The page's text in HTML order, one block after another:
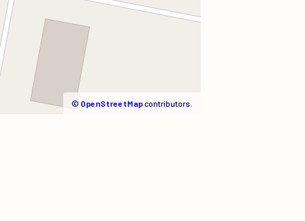
© OpenStreetMapcontributors.